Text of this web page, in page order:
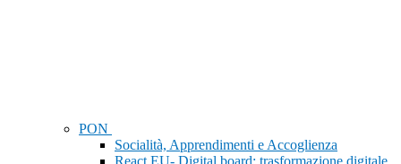
PON
Socialità, Apprendimenti e Accoglienza